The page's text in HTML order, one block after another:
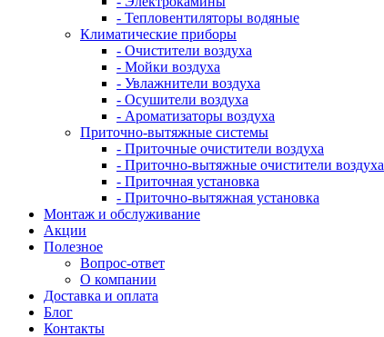
- Тепловентиляторы водяные
Климатические приборы
- Очистители воздуха
- Мойки воздуха
- Увлажнители воздуха
- Осушители воздуха
- Ароматизаторы воздуха
Приточно-вытяжные системы
- Приточные очистители воздуха
- Приточно-вытяжные очистители воздуха
- Приточная установка
- Приточно-вытяжная установка
Монтаж и обслуживание
Акции
Полезное
Вопрос-ответ
О компании
Доставка и оплата
Блог
Контакты